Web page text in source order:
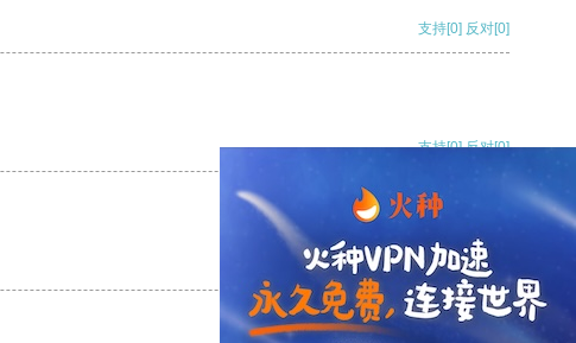
支持[0] 反对[0]
支持[0] 反对[0]
支持[0] 反对